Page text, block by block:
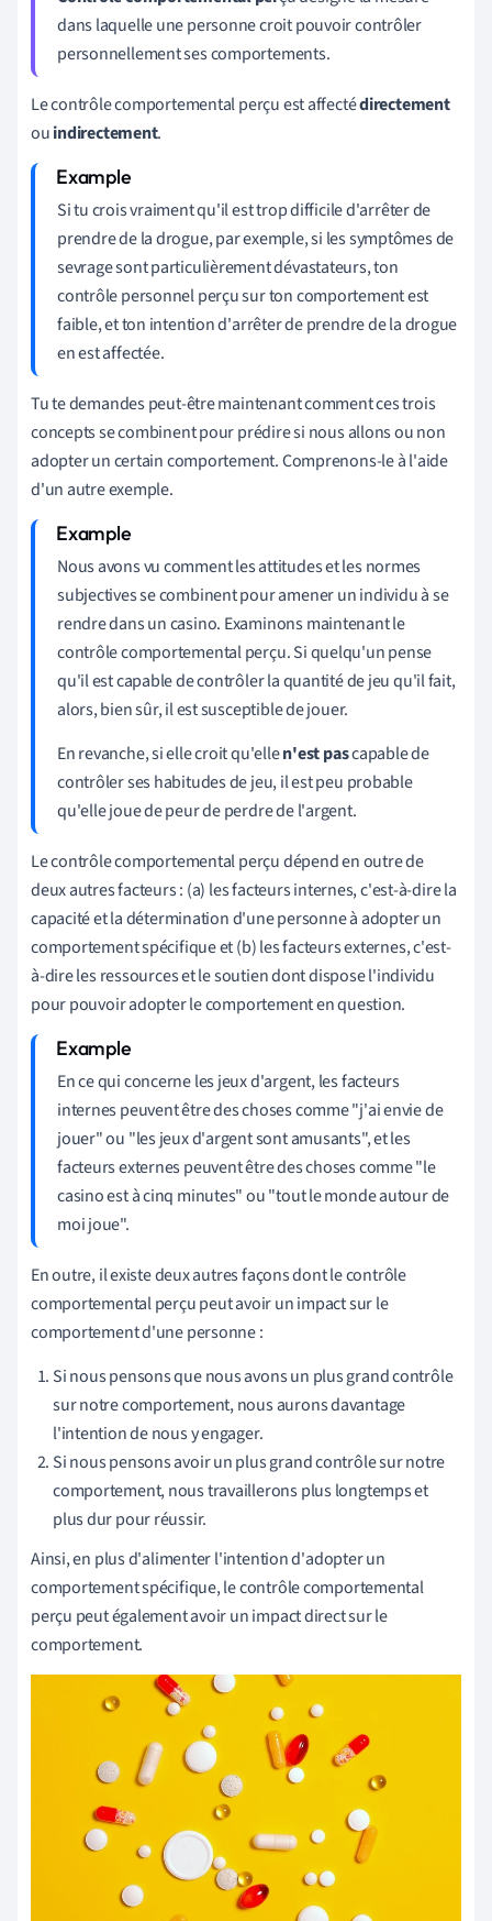
dans laquelle une personne croit pouvoir contrôler
personnellement ses comportements.
Le contrôle comportemental perçu est affectédirectement
ouindirectement.
Si tu crois vraiment qu'il est trop difficile d'arrêter de
prendre de la drogue, par exemple, si les symptômes de
sevrage sont particulièrement dévastateurs, ton
contrôle personnel perçu sur ton comportement est
faible, et ton intention d'arrêter de prendre de la drogue
en est affectée.
Tu te demandes peut-être maintenant comment ces trois
concepts se combinent pour prédire si nous allons ou non
adopter un certain comportement. Comprenons-le à l'aide
d'un autre exemple.
Nous avons vu comment les attitudes et les normes
subjectives se combinent pour amener un individu à se
rendre dans un casino. Examinons maintenant le
contrôle comportemental perçu. Si quelqu'un pense
qu'il est capable de contrôler la quantité de jeu qu'il fait,
alors, bien sûr, il est susceptible de jouer.
En revanche, si elle croit qu'ellen'est pascapable de
contrôler ses habitudes de jeu, il est peu probable
qu'elle joue de peur de perdre de l'argent.
Le contrôle comportemental perçu dépend en outre de
deux autres facteurs : (a) les facteurs internes, c'est-à-dire la
capacité et la détermination d'une personne à adopter un
comportement spécifique et (b) les facteurs externes, c'est-
à-dire les ressources et le soutien dont dispose l'individu
pour pouvoir adopter le comportement en question.
En ce qui concerne les jeux d'argent, les facteurs
internes peuvent être des choses comme "j'ai envie de
jouer" ou "les jeux d'argent sont amusants", et les
facteurs externes peuvent être des choses comme "le
casino est à cinq minutes" ou "tout le monde autour de
moi joue".
En outre, il existe deux autres façons dont le contrôle
comportemental perçu peut avoir un impact sur le
comportement d'une personne :
Si nous pensons que nous avons un plus grand contrôle
sur notre comportement, nous aurons davantage
l'intention de nous y engager.
Si nous pensons avoir un plus grand contrôle sur notre
comportement, nous travaillerons plus longtemps et
plus dur pour réussir.
Ainsi, en plus d'alimenter l'intention d'adopter un
comportement spécifique, le contrôle comportemental
perçu peut également avoir un impact direct sur le
comportement.